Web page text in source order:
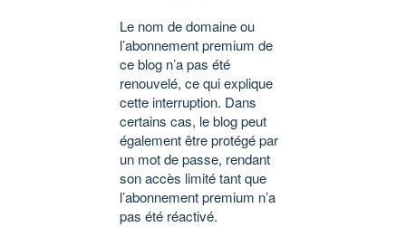
Le nom de domaine ou
l’abonnement premium de
ce blog n’a pas été
renouvelé, ce qui explique
cette interruption. Dans
certains cas, le blog peut
également être protégé par
un mot de passe, rendant
son accès limité tant que
l’abonnement premium n’a
pas été réactivé.